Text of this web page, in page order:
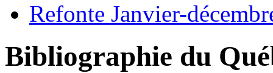
Refonte Janvier-
Bibliographie du